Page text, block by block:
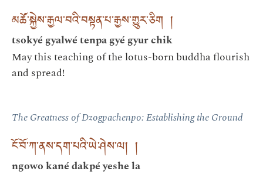
མཚོ་སྐྱེས་རྒྱལ་བའི་བསྟན་པ་རྒྱས་གྱུར་ཅིག །
tsokyé gyalwé tenpa gyé gyur chik
May this teaching of the lotus-born buddha flourish
and spread!
The Greatness of Dzogpachenpo: Establishing the Ground
ངོ་བོ་ཀ་ནས་དག་པའི་ཡེ་ཤེས་ལ། །
ngowo kané dakpé yeshe la